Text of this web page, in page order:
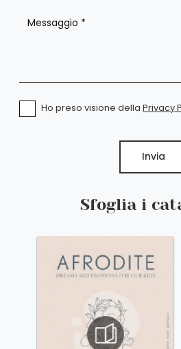
Sfoglia i
Ho preso visione della Privacy
Invia